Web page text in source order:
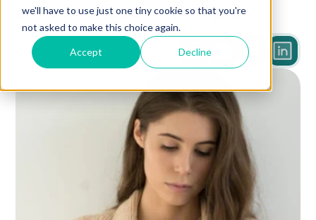
we'll have to use just one tiny cookie so that you're
not asked to make this choice again.
Accept Decline
comunicação com os pais
3 min